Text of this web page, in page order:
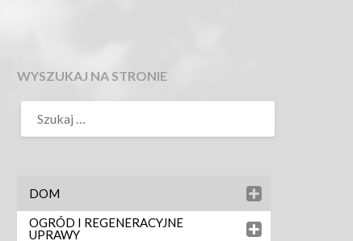
WYSZUKAJ NA STRONIE
DOM
OGRÓD I REGENERACYJNE
UPRAWY